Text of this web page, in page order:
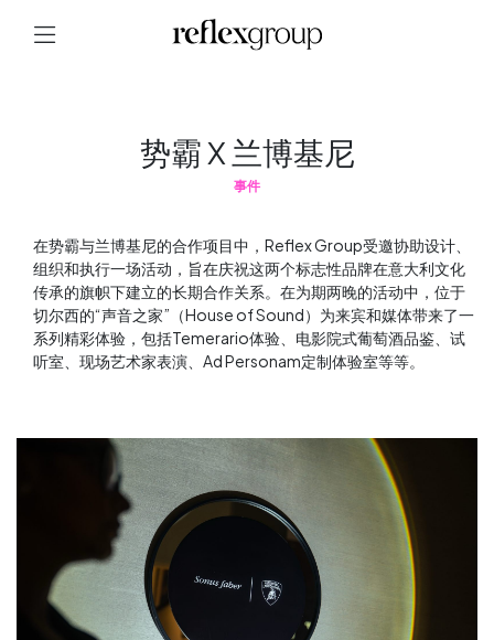
势霸 X 兰博基尼
事件
在势霸与兰博基尼的合作项目中，Reflex Group受邀协助设计、
组织和执行一场活动，旨在庆祝这两个标志性品牌在意大利文化
传承的旗帜下建立的长期合作关系。在为期两晚的活动中，位于
切尔西的“声音之家”（House of Sound）为来宾和媒体带来了一
系列精彩体验，包括Temerario体验、电影院式葡萄酒品鉴、试
听室、现场艺术家表演、Ad Personam定制体验室等等。